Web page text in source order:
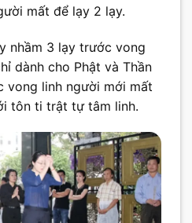
mất để lạy 2 lạy.
nhầm 3 lạy trước vong
dành cho Phật và Thần
vong linh người mới mất
tôn ti trật tự tâm linh.